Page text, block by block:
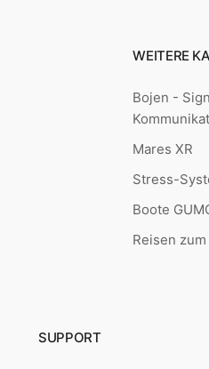
WEITERE
Bojen -
Mares XR
Stress-
Boote
Reisen
SUPPORT